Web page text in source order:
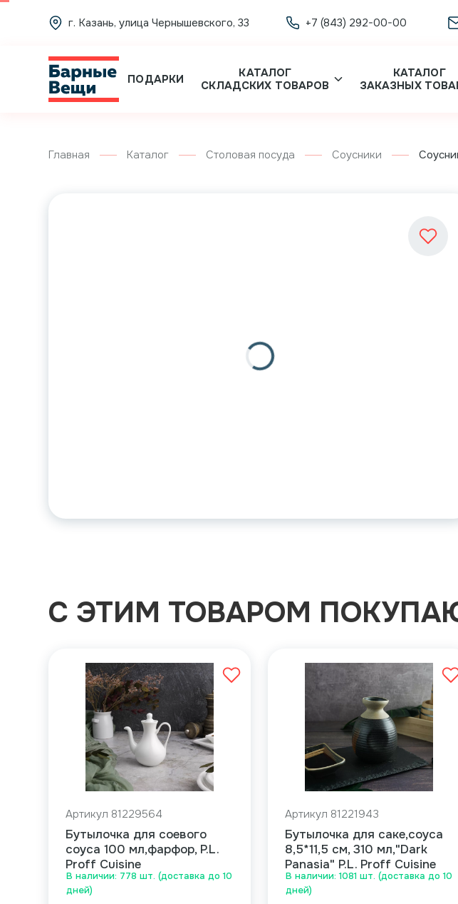
г. Казань, улица Чернышевского, 33 +7 (843) 292-00-00
ПОДАРКИ
КАТАЛОГ
СКЛАДСКИХ ТОВАРОВ
КАТАЛОГ
ЗАКАЗНЫХ
Главная Каталог Столовая посуда Соусники
С ЭТИМ ТОВАРОМ
В наличии: 778 шт. (доставка до 10
дней)
Артикул 81229564
Бутылочка для соевого
соуса 100 мл,фарфор, P.L.
Proff Cuisine
В наличии: 1081 шт. (доставка до 10
дней)
Артикул 81221943
Бутылочка для саке,соуса
8,5*11,5 см, 310 мл,"Dark
Panasia" P.L. Proff Cuisine